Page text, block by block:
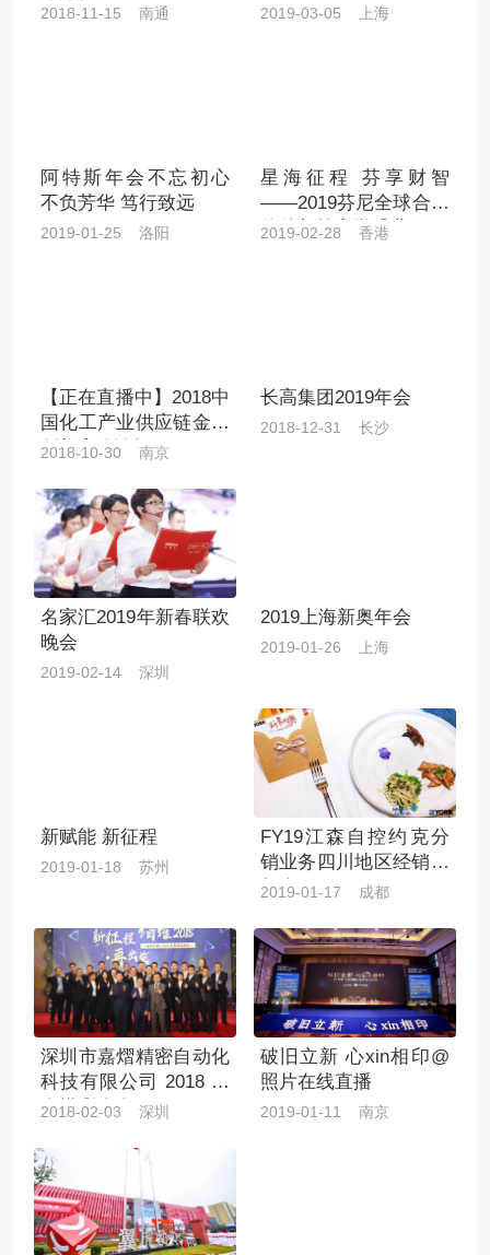
峰论坛
2018-11-15 南通 2019-03-05 上海
阿特斯年会不忘初心
不负芳华 笃行致远
2019-01-25 洛阳
星海征程 芬享财智
——2019芬尼全球合作
伙伴邮轮商学盛典
2019-02-28 香港
【正在直播中】2018中
国化工产业供应链金融
创新高峰论坛！
2018-10-30 南京
长高集团2019年会
2018-12-31 长沙
名家汇2019年新春联欢
晚会
2019-02-14 深圳
2019上海新奥年会
2019-01-26 上海
新赋能 新征程
2019-01-18 苏州
FY19江森自控约克分
销业务四川地区经销商
年会
2019-01-17 成都
深圳市嘉熠精密自动化
科技有限公司 2018 迎
春摸彩晚会
2018-02-03 深圳
破旧立新 心xin相印@
照片在线直播
2019-01-11 南京